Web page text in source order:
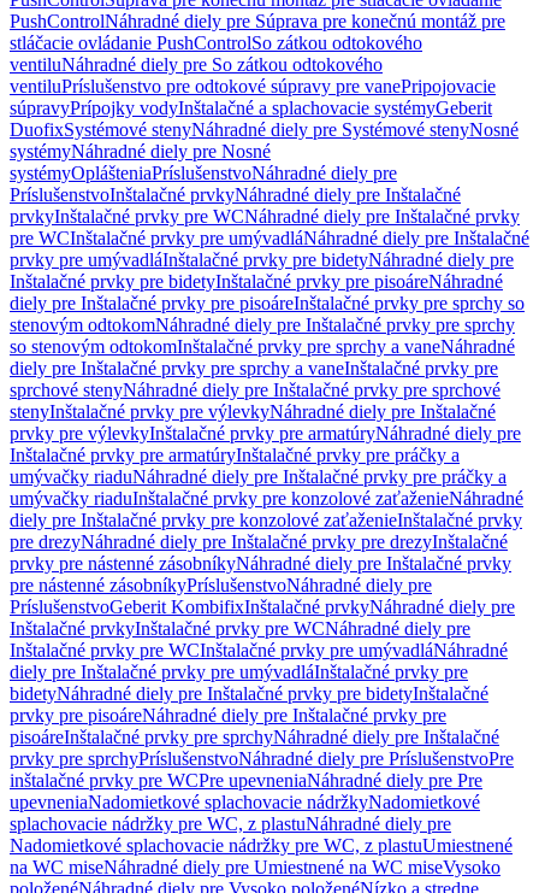
PushControlNáhradné diely pre Súprava pre konečnú montáž pre
stláčacie ovládanie PushControlSo zátkou odtokového
ventiluNáhradné diely pre So zátkou odtokového
ventiluPríslušenstvo pre odtokové súpravy pre vanePripojovacie
súpravyPrípojky vodyInštalačné a splachovacie systémyGeberit
DuofixSystémové stenyNáhradné diely pre Systémové stenyNosné
systémyNáhradné diely pre Nosné
systémyOplášteniaPríslušenstvoNáhradné diely pre
PríslušenstvoInštalačné prvkyNáhradné diely pre Inštalačné
prvkyInštalačné prvky pre WCNáhradné diely pre Inštalačné prvky
pre WCInštalačné prvky pre umývadláNáhradné diely pre Inštalačné
prvky pre umývadláInštalačné prvky pre bidetyNáhradné diely pre
Inštalačné prvky pre bidetyInštalačné prvky pre pisoáreNáhradné
diely pre Inštalačné prvky pre pisoáreInštalačné prvky pre sprchy so
stenovým odtokomNáhradné diely pre Inštalačné prvky pre sprchy
so stenovým odtokomInštalačné prvky pre sprchy a vaneNáhradné
diely pre Inštalačné prvky pre sprchy a vaneInštalačné prvky pre
sprchové stenyNáhradné diely pre Inštalačné prvky pre sprchové
stenyInštalačné prvky pre výlevkyNáhradné diely pre Inštalačné
prvky pre výlevkyInštalačné prvky pre armatúryNáhradné diely pre
Inštalačné prvky pre armatúryInštalačné prvky pre práčky a
umývačky riaduNáhradné diely pre Inštalačné prvky pre práčky a
umývačky riaduInštalačné prvky pre konzolové zaťaženieNáhradné
diely pre Inštalačné prvky pre konzolové zaťaženieInštalačné prvky
pre drezyNáhradné diely pre Inštalačné prvky pre drezyInštalačné
prvky pre nástenné zásobníkyNáhradné diely pre Inštalačné prvky
pre nástenné zásobníkyPríslušenstvoNáhradné diely pre
PríslušenstvoGeberit KombifixInštalačné prvkyNáhradné diely pre
Inštalačné prvkyInštalačné prvky pre WCNáhradné diely pre
Inštalačné prvky pre WCInštalačné prvky pre umývadláNáhradné
diely pre Inštalačné prvky pre umývadláInštalačné prvky pre
bidetyNáhradné diely pre Inštalačné prvky pre bidetyInštalačné
prvky pre pisoáreNáhradné diely pre Inštalačné prvky pre
pisoáreInštalačné prvky pre sprchyNáhradné diely pre Inštalačné
prvky pre sprchyPríslušenstvoNáhradné diely pre PríslušenstvoPre
inštalačné prvky pre WCPre upevneniaNáhradné diely pre Pre
upevneniaNadomietkové splachovacie nádržkyNadomietkové
splachovacie nádržky pre WC, z plastuNáhradné diely pre
Nadomietkové splachovacie nádržky pre WC, z plastuUmiestnené
na WC miseNáhradné diely pre Umiestnené na WC miseVysoko
položenéNáhradné diely pre Vysoko položenéNízko a stredne